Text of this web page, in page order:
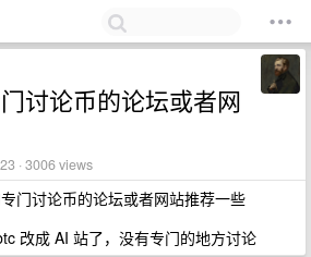
讨论币的论坛或者网
· 3006 views
门讨论币的论坛或者网站推荐一些
改成 AI 站了，没有专门的地方讨论